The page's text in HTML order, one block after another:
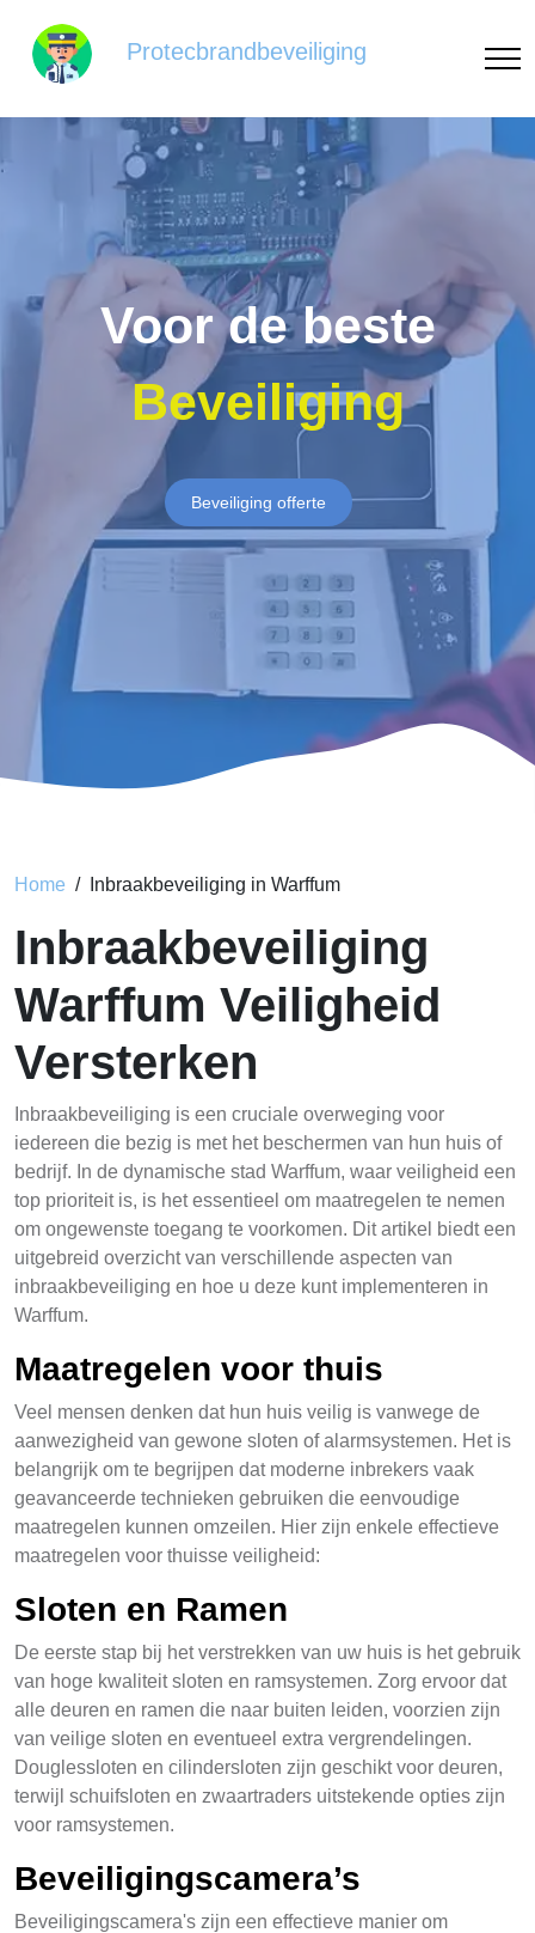
Protecbrandbeveiliging
Voor de beste
Beveiliging
Beveiliging offerte
Home Inbraakbeveiliging in Warffum
Inbraakbeveiliging
Warffum Veiligheid
Versterken
Inbraakbeveiliging is een cruciale overweging voor
iedereen die bezig is met het beschermen van hun huis of
bedrijf. In de dynamische stad Warffum, waar veiligheid een
top prioriteit is, is het essentieel om maatregelen te nemen
om ongewenste toegang te voorkomen. Dit artikel biedt een
uitgebreid overzicht van verschillende aspecten van
inbraakbeveiliging en hoe u deze kunt implementeren in
Warffum.
Maatregelen voor thuis
Veel mensen denken dat hun huis veilig is vanwege de
aanwezigheid van gewone sloten of alarmsystemen. Het is
belangrijk om te begrijpen dat moderne inbrekers vaak
geavanceerde technieken gebruiken die eenvoudige
maatregelen kunnen omzeilen. Hier zijn enkele effectieve
maatregelen voor thuisse veiligheid:
Sloten en Ramen
De eerste stap bij het verstrekken van uw huis is het gebruik
van hoge kwaliteit sloten en ramsystemen. Zorg ervoor dat
alle deuren en ramen die naar buiten leiden, voorzien zijn
van veilige sloten en eventueel extra vergrendelingen.
Douglessloten en cilindersloten zijn geschikt voor deuren,
terwijl schuifsloten en zwaartraders uitstekende opties zijn
voor ramsystemen.
Beveiligingscamera’s
Beveiligingscamera's zijn een effectieve manier om